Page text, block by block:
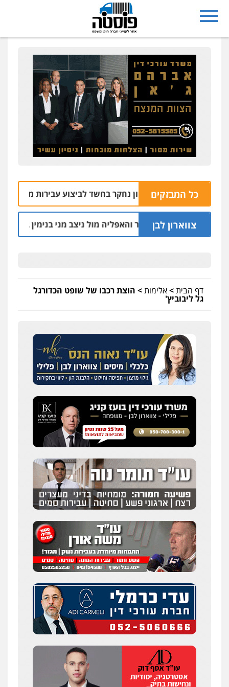
כל המבזקים
בעיריית ראשון לציון נחקר בחשד לביצוע עבירות מין 05.08 | 10:05
צווארון לבן
הקצין הבכיר והאפליה מול ניצב מני בנימין בתיק נצרת
דף הבית>אלימות> הוצת רכבו של שופט הכדורגל
גל ליבוביץ'